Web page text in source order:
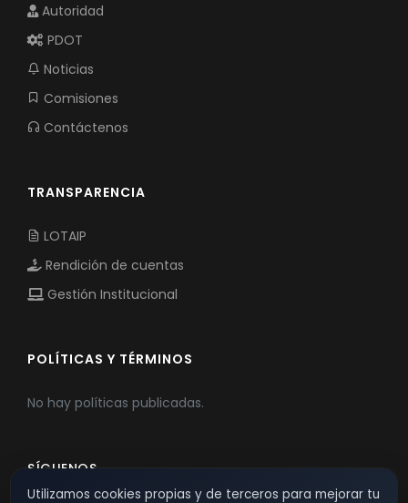
Autoridad
PDOT
Noticias
Comisiones
Contáctenos
TRANSPARENCIA
LOTAIP
Rendición de cuentas
Gestión Institucional
POLÍTICAS Y TÉRMINOS
No hay políticas publicadas.
SÍGUENOS
Utilizamos cookies propias y de terceros para mejorar tu